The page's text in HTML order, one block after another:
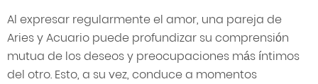
Al expresar regularmente el amor, una pareja de
Aries y Acuario puede profundizar su comprensión
mutua de los deseos y preocupaciones más íntimos
del otro. Esto, a su vez, conduce a momentos